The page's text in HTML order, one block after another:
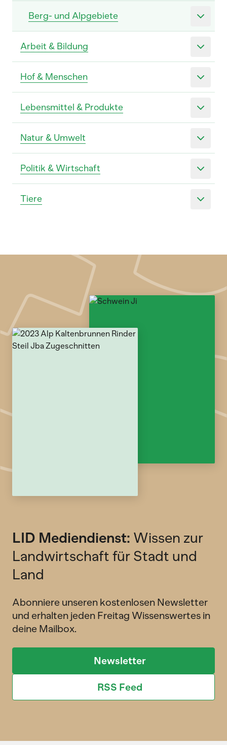
Berg- und Alpgebiete
Arbeit & Bildung
Hof & Menschen
Lebensmittel & Produkte
Natur & Umwelt
Politik & Wirtschaft
Tiere
LID Mediendienst: Wissen zur
Landwirtschaft für Stadt und
Land
Abonniere unseren kostenlosen Newsletter
und erhalten jeden Freitag Wissenswertes in
deine Mailbox.
Newsletter
RSS Feed